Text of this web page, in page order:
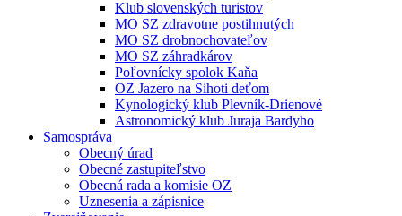
Klub slovenských turistov
MO SZ zdravotne postihnutých
MO SZ drobnochovateľov
MO SZ záhradkárov
Poľovnícky spolok Kaňa
OZ Jazero na Sihoti deťom
Kynologický klub Plevník-Drienové
Astronomický klub Juraja Bardyho
Samospráva
Obecný úrad
Obecné zastupiteľstvo
Obecná rada a komisie OZ
Uznesenia a zápisnice